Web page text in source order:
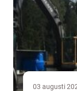
03 augusti